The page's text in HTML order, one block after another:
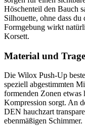
Höschenteil den Bauch
Silhouette, ohne dass
Formgebung wirkt
Korsett.
Material und
Die Wilox Push-Up
speziell abgestimmten
formenden Zonen etwas
Kompression sorgt. An
DEN hauchzart
ebenmäßigen Schimmer.